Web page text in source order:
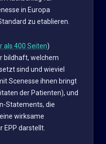
in Europa
zu etablieren.
als 400 Seiten)
bildhaft, welchem
sind und wieviel
Scenesse ihnen bringt
der Patienten), und
Statements, die
wirksame
EPP darstellt.